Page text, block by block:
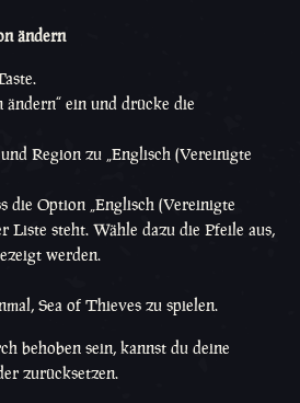
ändern
ein und drücke die
Region zu „Englisch (Vereinigte
die Option „Englisch (Vereinigte
Liste steht. Wähle dazu die Pfeile aus,
werden.
Sea of Thieves zu spielen.
behoben sein, kannst du deine
zurücksetzen.